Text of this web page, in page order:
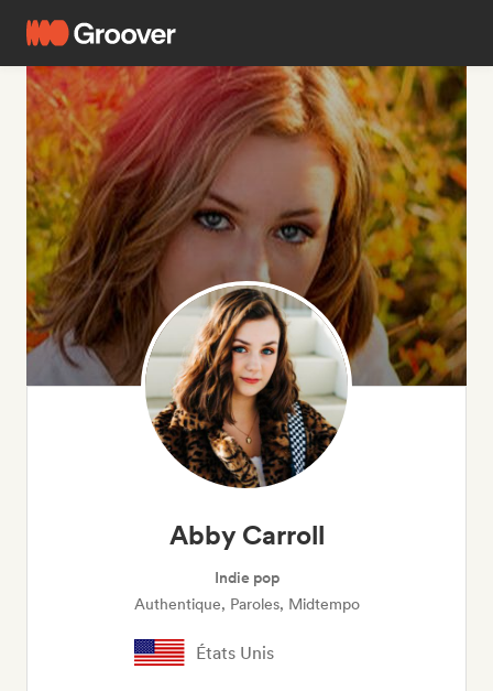
Abby Carroll
Indie pop
Authentique, Paroles, Midtempo
États Unis